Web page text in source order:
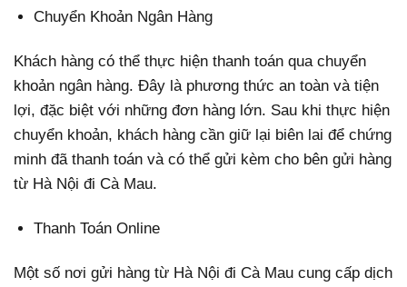
Chuyển Khoản Ngân Hàng
Khách hàng có thể thực hiện thanh toán qua chuyển
khoản ngân hàng. Đây là phương thức an toàn và tiện
lợi, đặc biệt với những đơn hàng lớn. Sau khi thực hiện
chuyển khoản, khách hàng cần giữ lại biên lai để chứng
minh đã thanh toán và có thể gửi kèm cho bên gửi hàng
từ Hà Nội đi Cà Mau.
Thanh Toán Online
Một số nơi gửi hàng từ Hà Nội đi Cà Mau cung cấp dịch